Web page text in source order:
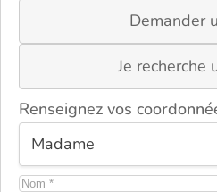
Demander
Je recherche
Renseignez vos